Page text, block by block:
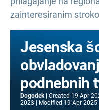
zainteresiranim
Jesenska
podnebnih
Dogodek Created 19 Apr
2023
Modified 19 Apr 2025